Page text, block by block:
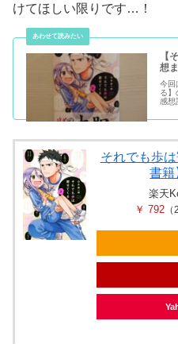
けてほしい限りです…！
【
想
今回
る】
感想
い
『第
それでも歩
書籍
楽天
￥ 792